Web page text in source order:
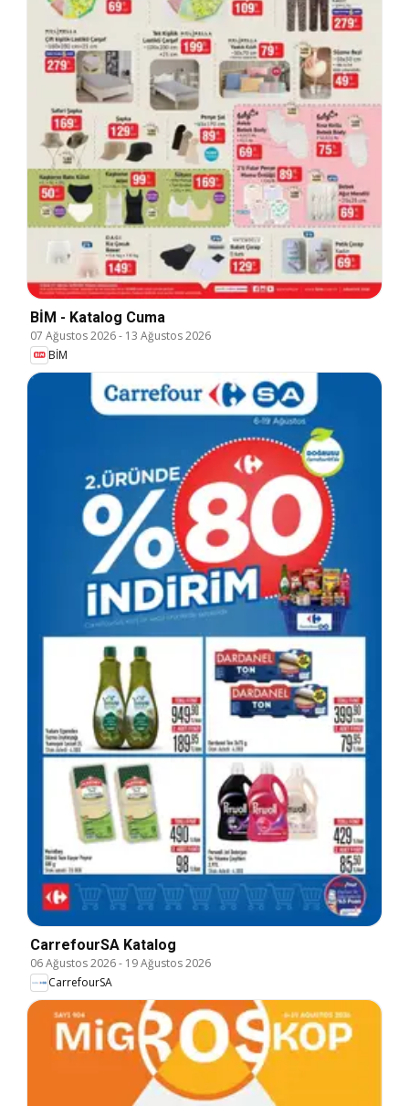
BİM - Katalog Cuma
07 Ağustos 2026- 13 Ağustos 2026
BİM
CarrefourSA Katalog
06 Ağustos 2026- 19 Ağustos 2026
CarrefourSA